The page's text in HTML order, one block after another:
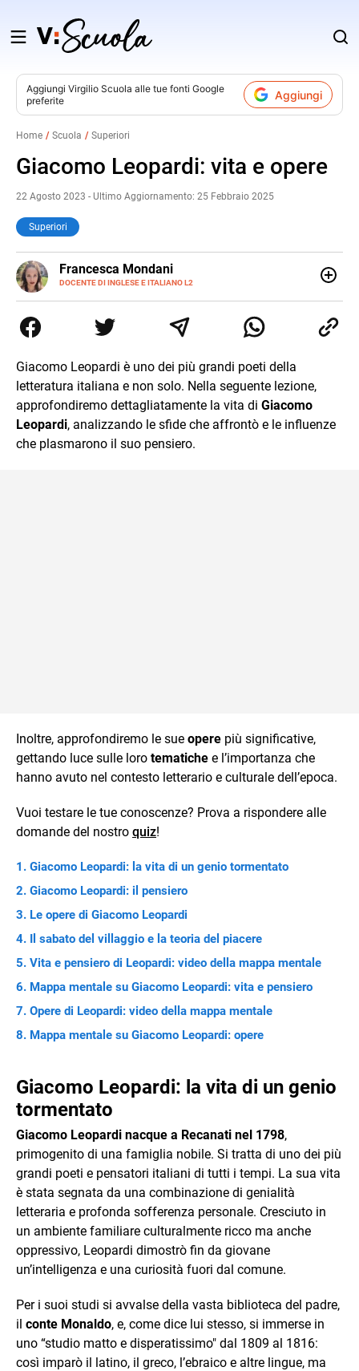
Salta
contenuto
Aggiungi Virgilio Scuola alle tue fonti Google
preferite
Aggiungi
Home Scuola Superiori
Giacomo Leopardi: vita e opere
22 Agosto 2023 - Ultimo Aggiornamento: 25 Febbraio 2025
Superiori
Francesca Mondani
DOCENTE DI INGLESE E ITALIANO L2
LINKEDIN
INSTAGRAM
secondaria di secondo grado. Mi occupo inoltre di
traduzioni, SEO Onsite e contenuti per il web. Amo i saggi
della sintesi.
Giacomo Leopardi è uno dei più grandi poeti della
letteratura italiana e non solo. Nella seguente lezione,
approfondiremo dettagliatamente la vita di Giacomo
Leopardi, analizzando le sfide che affrontò e le influenze
che plasmarono il suo pensiero.
Inoltre, approfondiremo le sue opere più significative,
gettando luce sulle loro tematiche e l’importanza che
hanno avuto nel contesto letterario e culturale dell’epoca.
Vuoi testare le tue conoscenze? Prova a rispondere alle
domande del nostro quiz!
Giacomo Leopardi: la vita di un genio tormentato
Giacomo Leopardi: il pensiero
Le opere di Giacomo Leopardi
Il sabato del villaggio e la teoria del piacere
Vita e pensiero di Leopardi: video della mappa mentale
Mappa mentale su Giacomo Leopardi: vita e pensiero
Opere di Leopardi: video della mappa mentale
Mappa mentale su Giacomo Leopardi: opere
Giacomo Leopardi: la vita di un genio
tormentato
Giacomo Leopardi nacque a Recanati nel 1798,
primogenito di una famiglia nobile. Si tratta di uno dei più
grandi poeti e pensatori italiani di tutti i tempi. La sua vita
è stata segnata da una combinazione di genialità
letteraria e profonda sofferenza personale. Cresciuto in
un ambiente familiare culturalmente ricco ma anche
oppressivo, Leopardi dimostrò fin da giovane
un’intelligenza e una curiosità fuori dal comune.
Per i suoi studi si avvalse della vasta biblioteca del padre,
il conte Monaldo, e, come dice lui stesso, si immerse in
uno “studio matto e disperatissimo" dal 1809 al 1816:
così imparò il latino, il greco, l’ebraico e altre lingue, ma